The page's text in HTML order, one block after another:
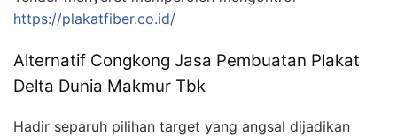
https://plakatfiber.co.id/
Alternatif Congkong Jasa Pembuatan Plakat
Delta Dunia Makmur Tbk
Hadir separuh pilihan target yang angsal dijadikan